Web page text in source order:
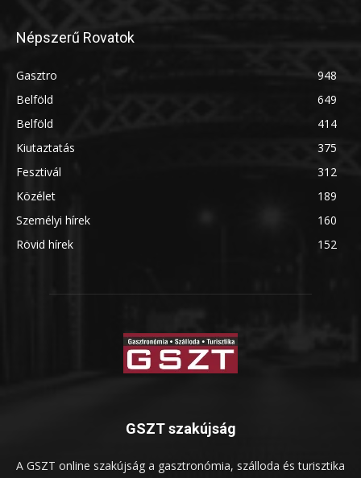
Népszerű Rovatok
Gasztro
948
Belföld
649
Belföld
414
Kiutaztatás
375
Fesztivál
312
Közélet
189
Személyi hírek
160
Rövid hírek
152
GSZT szakújság
A GSZT online szakújság a gasztronómia, szálloda és turisztika